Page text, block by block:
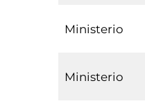
Ministerio
Ministerio